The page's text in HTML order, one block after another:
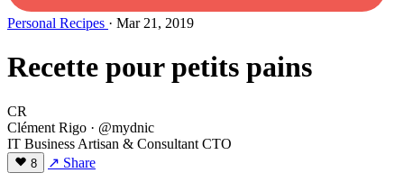
Personal Recipes · Mar 21, 2019
Recette pour petits pains
CR
Clément Rigo · @mydnic
IT Business Artisan & Consultant CTO
8 ↗ Share